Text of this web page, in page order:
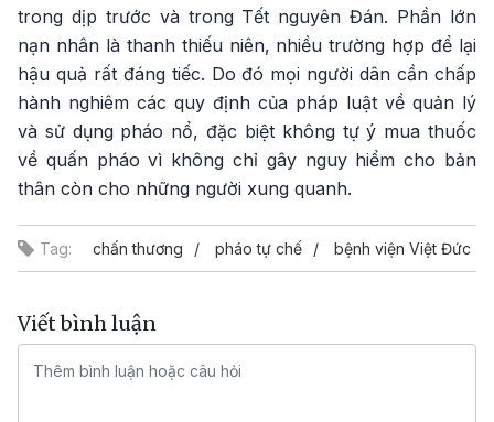
trong dịp trước và trong Tết nguyên Đán. Phần lớn
nạn nhân là thanh thiếu niên, nhiều trường hợp để lại
hậu quả rất đáng tiếc. Do đó mọi người dân cần chấp
hành nghiêm các quy định của pháp luật về quản lý
và sử dụng pháo nổ, đặc biệt không tự ý mua thuốc
về quấn pháo vì không chỉ gây nguy hiểm cho bản
thân còn cho những người xung quanh.
Tag: chấn thương pháo tự chế bệnh viện Việt Đức
Viết bình luận